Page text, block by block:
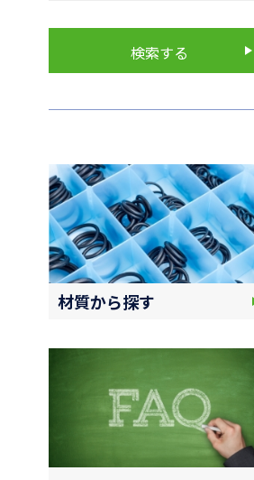
材質から探す